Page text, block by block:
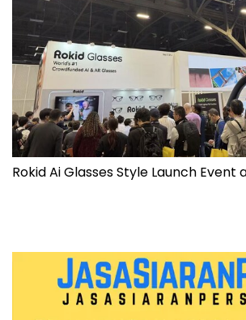
Rokid Ai Glasses Style Launch Event